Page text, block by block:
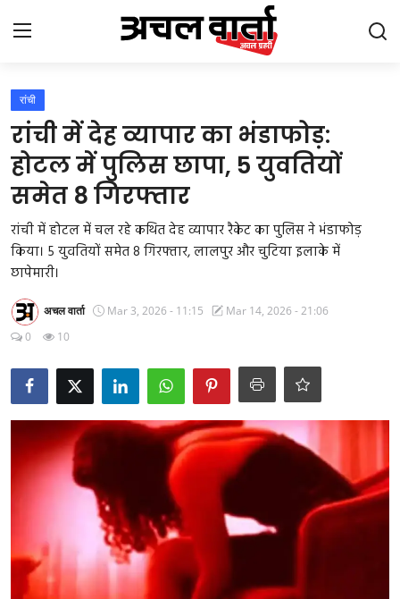
Home
Gallery
उत्तराखंड
बिहार
झारखंड
छत्तीसगढ़
दिल्ली
हरियाणा
पंजाब
रांची
रांची में देह व्यापार का भंडाफोड़:
होटल में पुलिस छापा, 5 युवतियों
समेत 8 गिरफ्तार
रांची में होटल में चल रहे कथित देह व्यापार रैकेट का पुलिस ने भंडाफोड़
किया। 5 युवतियों समेत 8 गिरफ्तार, लालपुर और चुटिया इलाके में
छापेमारी।
अचल वार्ता Mar 3, 2026 - 11:15
Mar 14, 2026 - 21:06
0
10